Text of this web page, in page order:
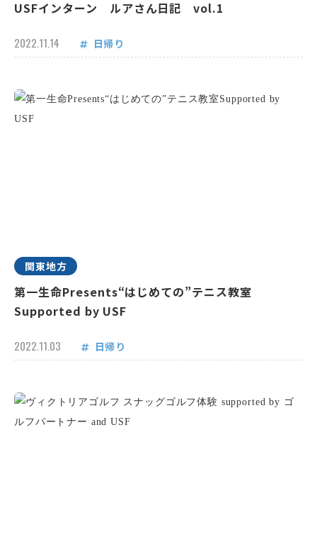
USFインターン ルアさん日記 vol.1
2022.11.14 日帰り
関東地方
第一生命Presents“はじめての”テニス教室
Supported by USF
2022.11.03 日帰り